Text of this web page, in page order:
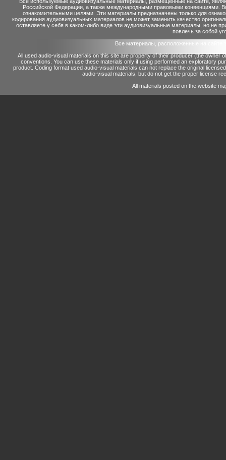
Российской Федерации, а также международными правовыми конвенциями.
ознакомительными целями. Эти материалы предназначены только для
кодирования аудиовизуальных материалов не может заменить качество
оставляете у себя в каком-либо виде эти аудиовизуальные материалы, но не
повлечь за собой
Все материалы, расположенные на сайте
All used audio-visual materials on this site are property of their producer (the owner
conventions. You can use these materials only if using performed an exploratory
product. Coding format used audio-visual materials can not replace the original
audio-visual materials, but do not get the proper license
All materials posted on the website